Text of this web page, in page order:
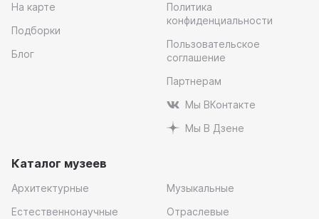
На карте
Подборки
Блог
Политика
конфиденциальности
Пользовательское
соглашение
Партнерам
Мы ВКонтакте
Мы В Дзене
Каталог музеев
Архитектурные
Естественнонаучные
Музыкальные
Отраслевые